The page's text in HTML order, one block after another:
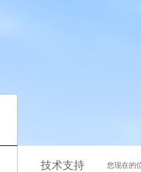
技术支持 您现在的